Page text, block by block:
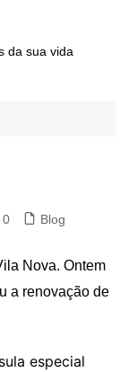
da sua vida
0 Blog
Nova. Ontem
a renovação de
especial